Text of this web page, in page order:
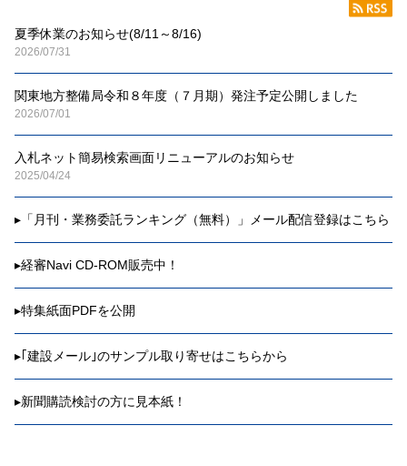
夏季休業のお知らせ(8/11～8/16)
2026/07/31
関東地方整備局令和８年度（７月期）発注予定公開しました
2026/07/01
入札ネット簡易検索画面リニューアルのお知らせ
2025/04/24
▸ 「月刊・業務委託ランキング（無料）」メール配信登録はこちら
▸経審Navi CD-ROM販売中！
▸特集紙面PDFを公開
▸｢建設メール｣のサンプル取り寄せはこちらから
▸新聞購読検討の方に見本紙！